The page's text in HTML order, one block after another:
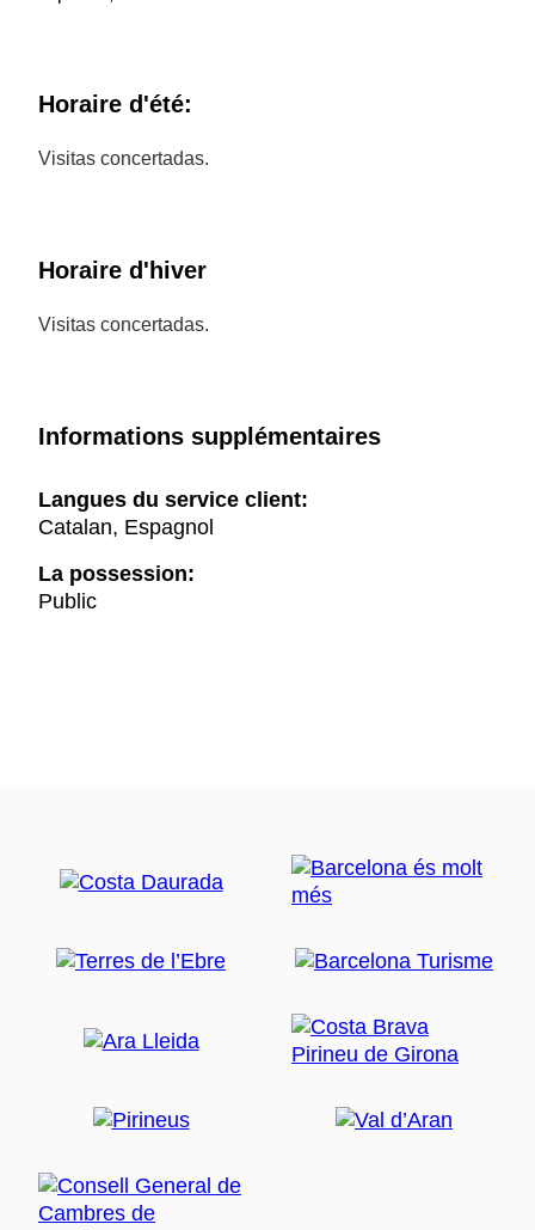
Horaire d'été:
Visitas concertadas.
Horaire d'hiver
Visitas concertadas.
Informations supplémentaires
Langues du service client:
Catalan, Espagnol
La possession:
Public